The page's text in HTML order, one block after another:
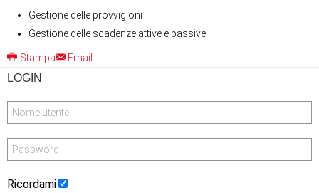
Gestione delle provvigioni
Gestione delle scadenze attive e passive
Stampa Email
LOGIN
Ricordami